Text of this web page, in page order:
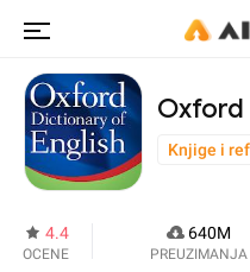
Oxford
Knjige i
4.4
OCENE
640M
PREUZIMANJA